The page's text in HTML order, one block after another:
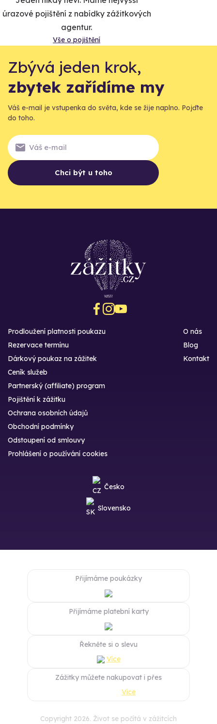
úrazové pojištění z nabídky zážitkových
agentur.
Vše o pojištění
Zbývá jeden krok,
zbytek zařídíme my
Váš e-mail je vstupenka do světa, kde se žije naplno. Pojďte
do toho.
Chci být u toho
Prodloužení platnosti poukazu
Rezervace termínu
Dárkový poukaz na zážitek
O nás
Blog
Kontakt
Ceník služeb
Partnerský (affiliate) program
Pojištění k zážitku
Ochrana osobních údajů
Obchodní podmínky
Odstoupení od smlouvy
Prohlášení o používání cookies
Česko
Slovensko
Přijímáme poukázky
Přijímáme platební karty
Řekněte si o slevu
Více
Zážitky můžete nakupovat i přes
Více
Copyright 2026. Život se počítá v zážitcích